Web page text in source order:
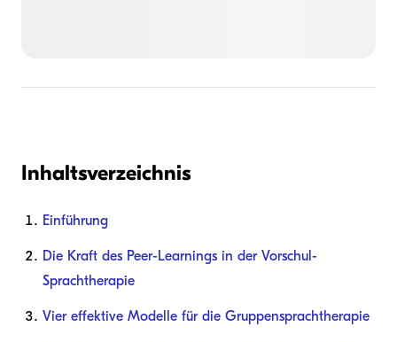
Inhaltsverzeichnis
Einführung
Die Kraft des Peer-Learnings in der Vorschul-
Sprachtherapie
Vier effektive Modelle für die Gruppensprachtherapie